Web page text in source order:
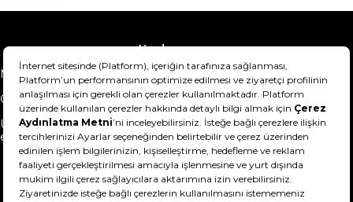
Yardım
Mesafeli Satış Sözleşmesi
Teslimat Bilgisi
Gizlilik Sözleşmesi
Şartlar & Koşullar
Ürünümü nasıl iade
edebilirim?
Hakkımızda